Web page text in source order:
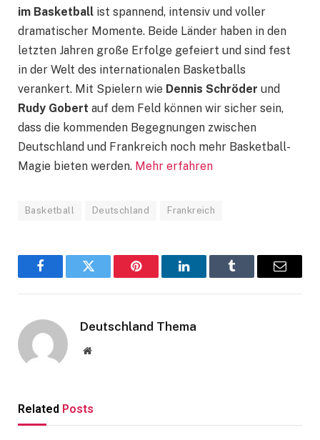
im Basketball ist spannend, intensiv und voller
dramatischer Momente. Beide Länder haben in den
letzten Jahren große Erfolge gefeiert und sind fest
in der Welt des internationalen Basketballs
verankert. Mit Spielern wie Dennis Schröder und
Rudy Gobert auf dem Feld können wir sicher sein,
dass die kommenden Begegnungen zwischen
Deutschland und Frankreich noch mehr Basketball-
Magie bieten werden. Mehr erfahren
Basketball Deutschland Frankreich
FacebookTwitter Pinterest LinkedInTumblr Email
Deutschland Thema
Website
Related Posts